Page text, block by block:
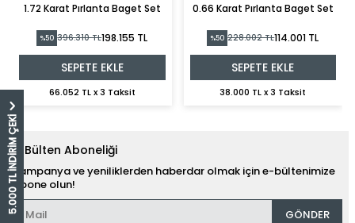
5.000 TL İNDİRİM ÇEKİ
1.72 Karat Pırlanta Baget Set
%50 396.310 TL198.155 TL
SEPETE EKLE
66.052 TL x 3 Taksit
0.66 Karat Pırlanta Baget Set
%50 228.002 TL114.001 TL
SEPETE EKLE
38.000 TL x 3 Taksit
E-Bülten Aboneliği
Kampanya ve yeniliklerden haberdar olmak için e-bültenimize
abone olun!
GÖNDER